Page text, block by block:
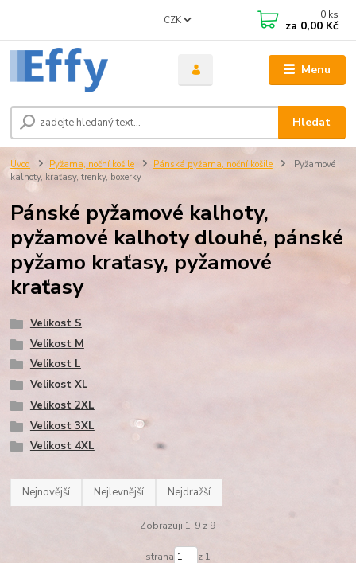
Menu
CZK
Hledat
0 ks
za 0,00 Kč
Úvod Pyžama, noční košile Pánská pyžama, noční košile
Pyžamové
kalhoty, kraťasy, trenky, boxerky
Pánské pyžamové kalhoty,
pyžamové kalhoty dlouhé, pánské
pyžamo kraťasy, pyžamové
kraťasy
Velikost S
Velikost M
Velikost L
Velikost XL
Velikost 2XL
Velikost 3XL
Velikost 4XL
Nejnovější Nejlevnější Nejdražší
Zobrazuji 1-9 z 9
strana z 1